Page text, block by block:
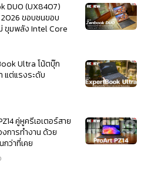
DUO (UX8407)
ขอบชนขอบ
ขุมพลัง Intel Core
Ultra โน้ตบุ๊ก
แต่แรงระดับ
คู่หูครีเอเตอร์สาย
การทำงาน ด้วย
ว่าที่เคย